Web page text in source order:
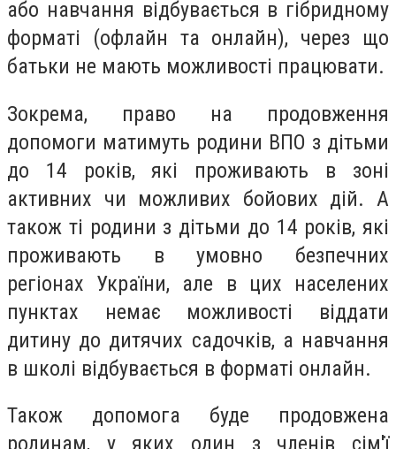
або навчання відбувається в гібридному
форматі (офлайн та онлайн), через що
батьки не мають можливості працювати.
Зокрема, право на продовження
допомоги матимуть родини ВПО з дітьми
до 14 років, які проживають в зоні
активних чи можливих бойових дій. А
також ті родини з дітьми до 14 років, які
проживають в умовно безпечних
регіонах України, але в цих населених
пунктах немає можливості віддати
дитину до дитячих садочків, а навчання
в школі відбувається в форматі онлайн.
Також допомога буде продовжена
родинам, у яких один з членів сім'ї